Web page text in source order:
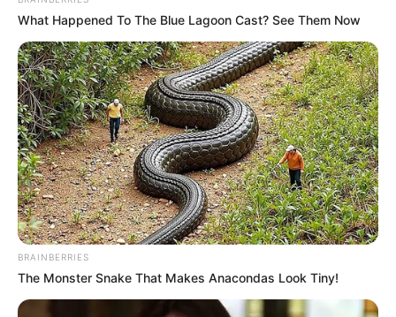
Mute
Baca juga:Biodata, Profil, dan Fakta Dimas Beck
What Happened To The Blue Lagoon Cast? See Them Now
BRAINBERRIES
The Monster Snake That Makes Anacondas Look Tiny!